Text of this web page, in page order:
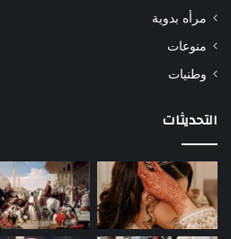
مرأه بدوية
منوعات
وطنيات
التحديثات